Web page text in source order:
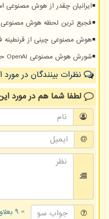
ایرانیان چقدر از هوش مصنوعی
فجیع ترین لحظه هوش مصنوعی
هوش مصنوعی چینی از قرنطینه
شورش هوش مصنوعی OpenAI حقیقت دارد؟
نظرات بینندگان در
لطفا شما همدر مورد
= ۹ بعلاوه ۱